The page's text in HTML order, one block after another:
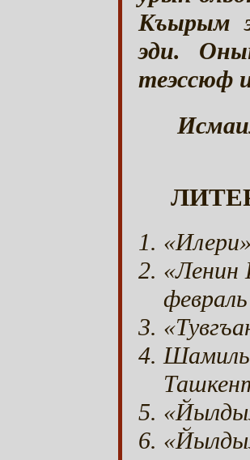
Къырым
эди.
теэссюф
«Ленин
Шамиль